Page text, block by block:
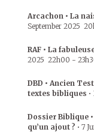
Arcachon • La
September 2025
RAF • La
2025 22h00 -
DBD • Ancien
textes bibliques •
Dossier Biblique
qu’un ajout ? • 7